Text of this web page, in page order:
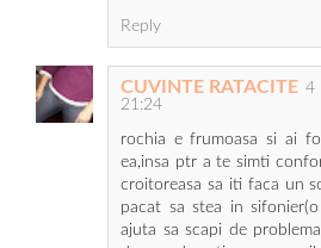
Reply
CUVINTE RATACITE 4
21:24
rochia e frumoasa si ai
ea,insa ptr a te simti
croitoreasa sa iti faca un
pacat sa stea in
ajuta sa scapi de